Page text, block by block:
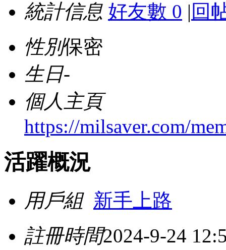
統計信息 好友數 0 | 回
性別保密
生日-
個人主頁
https://milsaver.com/
活躍概況
用戶組 新手上路
註冊時間2024-9-24